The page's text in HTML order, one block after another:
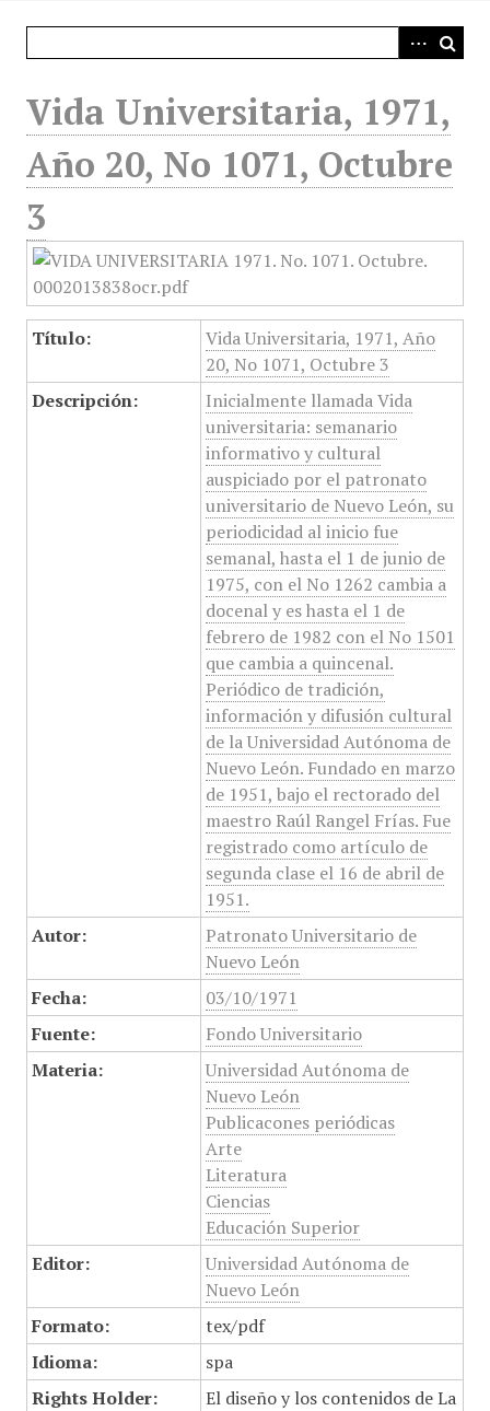
Vida Universitaria, 1971,
Año 20, No 1071, Octubre
3
Título:
Vida Universitaria, 1971, Año
20, No 1071, Octubre 3
Descripción:
Inicialmente llamada Vida
universitaria: semanario
informativo y cultural
auspiciado por el patronato
universitario de Nuevo León, su
periodicidad al inicio fue
semanal, hasta el 1 de junio de
1975, con el No 1262 cambia a
docenal y es hasta el 1 de
febrero de 1982 con el No 1501
que cambia a quincenal.
Periódico de tradición,
información y difusión cultural
de la Universidad Autónoma de
Nuevo León. Fundado en marzo
de 1951, bajo el rectorado del
maestro Raúl Rangel Frías. Fue
registrado como artículo de
segunda clase el 16 de abril de
1951.
Autor:
Patronato Universitario de
Nuevo León
Fecha:
03/10/1971
Fuente:
Fondo Universitario
Materia:
Universidad Autónoma de
Nuevo León
Publicacones periódicas
Arte
Literatura
Ciencias
Educación Superior
Editor:
Universidad Autónoma de
Nuevo León
Formato:
tex/pdf
Idioma:
spa
Rights Holder:
El diseño y los contenidos de La